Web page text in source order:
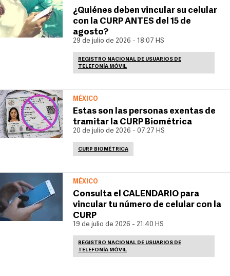
¿Quiénes deben vincular su celular
con la CURP ANTES del 15 de
agosto?
29 de julio de 2026 - 18:07 HS
REGISTRO NACIONAL DE USUARIOS DE
TELEFONÍA MÓVIL
MÉXICO
Estas son las personas exentas de
tramitar la CURP Biométrica
20 de julio de 2026 - 07:27 HS
CURP BIOMÉTRICA
MÉXICO
Consulta el CALENDARIO para
vincular tu número de celular con la
CURP
19 de julio de 2026 - 21:40 HS
REGISTRO NACIONAL DE USUARIOS DE
TELEFONÍA MÓVIL